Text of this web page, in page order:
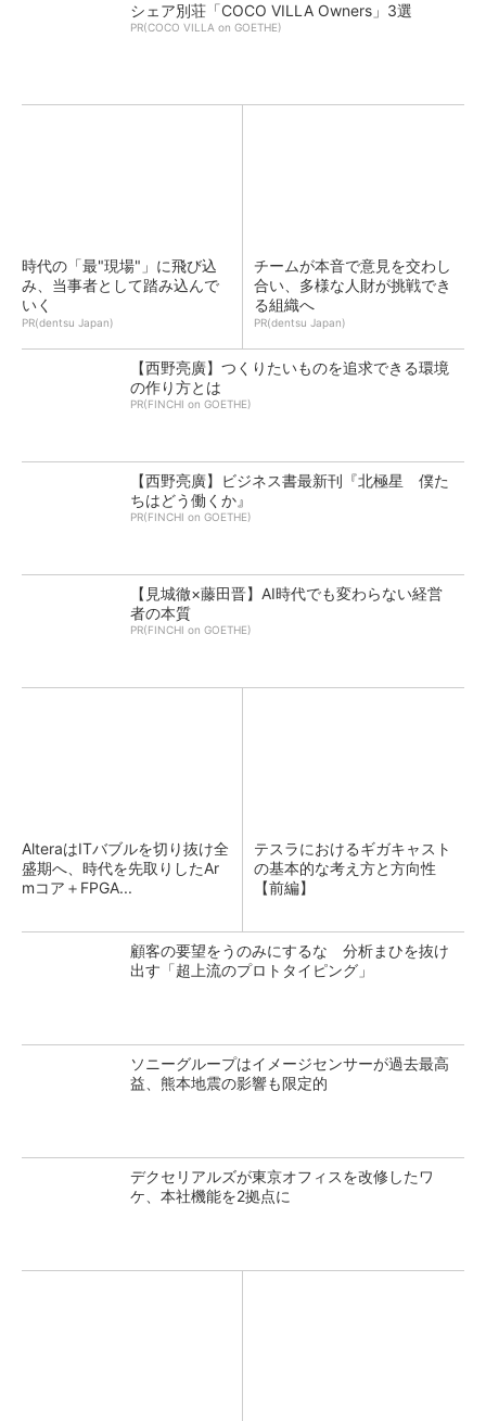
シェア別荘「COCO VILLA Owners」3選
PR(COCO VILLA on GOETHE)
時代の「最"現場"」に飛び込
み、当事者として踏み込んで
いく
PR(dentsu Japan)
チームが本音で意見を交わし
合い、多様な人財が挑戦でき
る組織へ
PR(dentsu Japan)
【西野亮廣】つくりたいものを追求できる環境
の作り方とは
PR(FINCHI on GOETHE)
【西野亮廣】ビジネス書最新刊『北極星 僕た
ちはどう働くか』
PR(FINCHI on GOETHE)
【見城徹×藤田晋】AI時代でも変わらない経営
者の本質
PR(FINCHI on GOETHE)
AlteraはITバブルを切り抜け全
盛期へ、時代を先取りしたAr
mコア＋FPGA...
テスラにおけるギガキャスト
の基本的な考え方と方向性
【前編】
顧客の要望をうのみにするな 分析まひを抜け
出す「超上流のプロトタイピング」
ソニーグループはイメージセンサーが過去最高
益、熊本地震の影響も限定的
デクセリアルズが東京オフィスを改修したワ
ケ、本社機能を2拠点に